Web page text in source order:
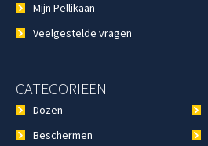
Mijn Pellikaan
Veelgestelde vragen
CATEGORIEËN
Dozen
Beschermen